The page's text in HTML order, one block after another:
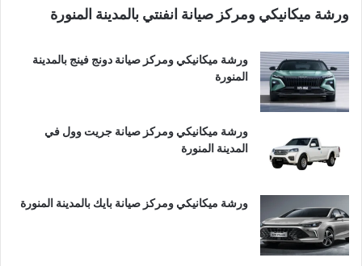
ورشة ميكانيكي ومركز صيانة انفنتي بالمدينة المنورة
ورشة ميكانيكي ومركز صيانة دونج فينج بالمدينة
المنورة
ورشة ميكانيكي ومركز صيانة جريت وول في
المدينة المنورة
ورشة ميكانيكي ومركز صيانة بايك بالمدينة المنورة